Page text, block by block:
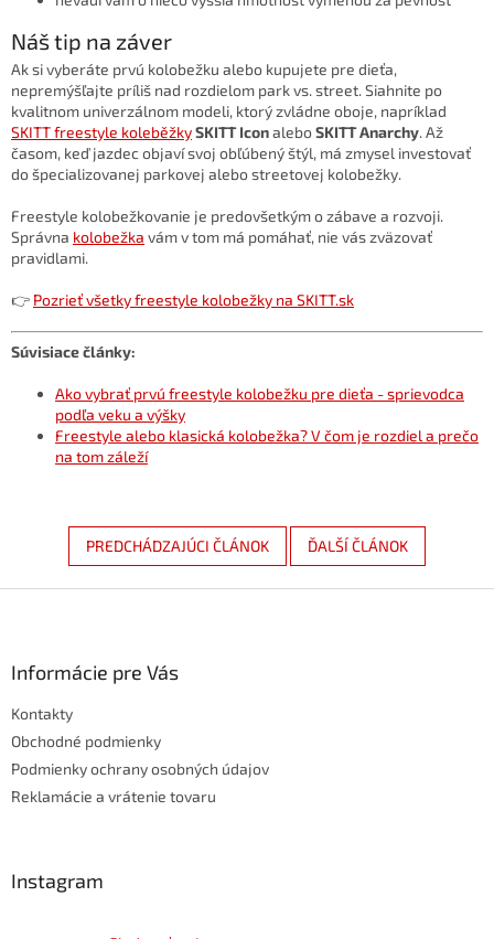
Náš tip na záver
Ak si vyberáte prvú kolobežku alebo kupujete pre dieťa,
nepremýšľajte príliš nad rozdielom park vs. street. Siahnite po
kvalitnom univerzálnom modeli, ktorý zvládne oboje, napríklad
SKITT freestyle koleběžkySKITT IconaleboSKITT Anarchy. Až
časom, keď jazdec objaví svoj obľúbený štýl, má zmysel investovať
do špecializovanej parkovej alebo streetovej kolobežky.
Freestyle kolobežkovanie je predovšetkým o zábave a rozvoji.
Správna kolobežka vám v tom má pomáhať, nie vás zväzovať
pravidlami.
👉 Pozrieť všetky freestyle kolobežky na SKITT.sk
Súvisiace články:
Ako vybrať prvú freestyle kolobežku pre dieťa - sprievodca
podľa veku a výšky
Freestyle alebo klasická kolobežka? V čom je rozdiel a prečo
na tom záleží
PREDCHÁDZAJÚCI ČLÁNOK ĎALŠÍ ČLÁNOK
Informácie pre Vás
Kontakty
Obchodné podmienky
Podmienky ochrany osobných údajov
Reklamácie a vrátenie tovaru
Instagram